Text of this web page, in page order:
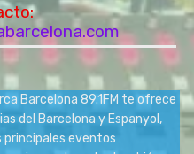
Barcelona 89.1FM te ofrece
del Barcelona y Espanyol,
principales eventos